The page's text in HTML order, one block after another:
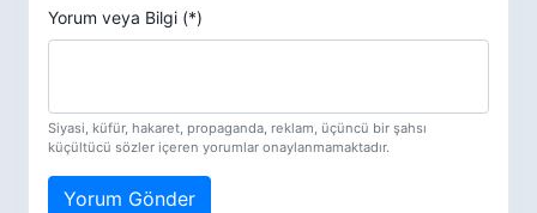
Yorum veya Bilgi (*)
Siyasi, küfür, hakaret, propaganda, reklam, üçüncü bir şahsı
küçültücü sözler içeren yorumlar onaylanmamaktadır.
Yorum Gönder